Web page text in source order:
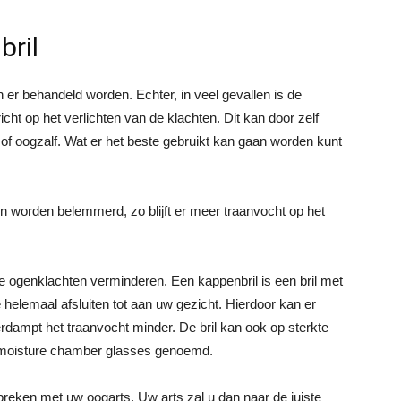
behandeld worden. Echter, in veel gevallen is de
op het verlichten van de klachten. Dit kan door zelf
oogzalf. Wat er het beste gebruikt kan gaan worden kunt
worden belemmerd, zo blijft er meer traanvocht op het
ogenklachten verminderen. Een kappenbril is een bril met
afsluiten tot aan uw gezicht. Hierdoor kan er
het traanvocht minder. De bril kan ook op sterkte
chamber glasses genoemd.
met uw oogarts. Uw arts zal u dan naar de juiste